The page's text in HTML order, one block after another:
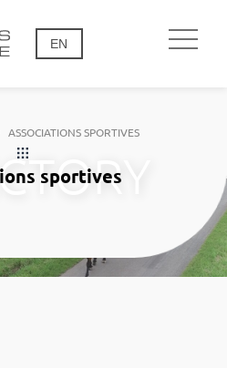
EN
ASSOCIATIONS SPORTIVES
sportives